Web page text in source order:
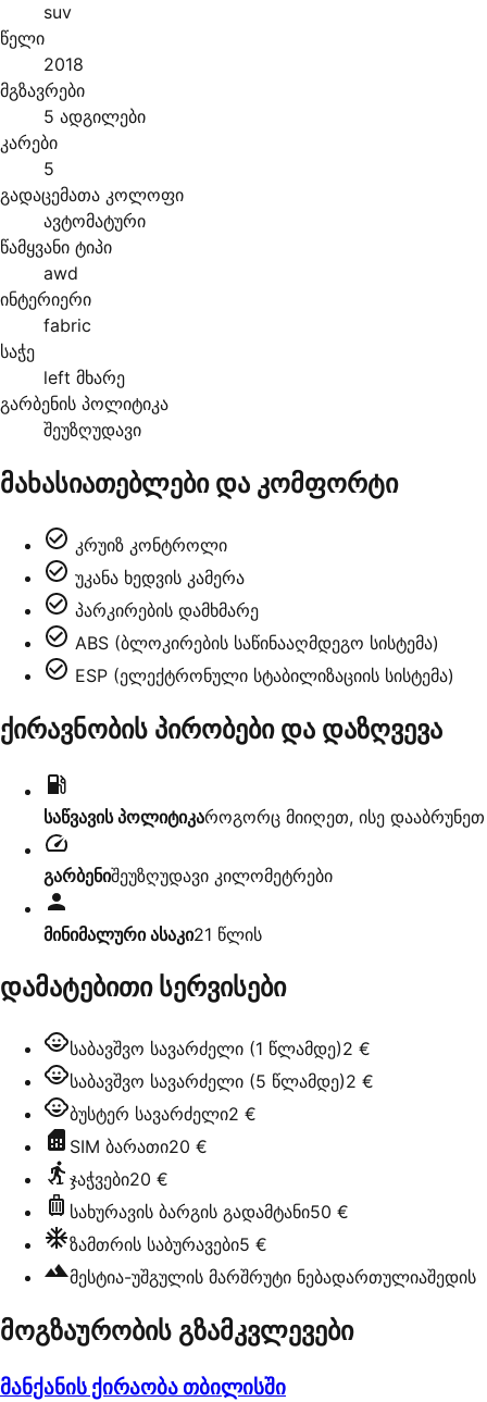
suv
წელი
2018
მგზავრები
5 ადგილები
კარები
5
გადაცემათა კოლოფი
ავტომატური
წამყვანი ტიპი
awd
ინტერიერი
fabric
საჭე
left მხარე
გარბენის პოლიტიკა
შეუზღუდავი
მახასიათებლები და კომფორტი
კრუიზ კონტროლი
უკანა ხედვის კამერა
პარკირების დამხმარე
ABS (ბლოკირების საწინააღმდეგო სისტემა)
ESP (ელექტრონული სტაბილიზაციის სისტემა)
ქირავნობის პირობები და დაზღვევა
საწვავის პოლიტიკაროგორც მიიღეთ, ისე დააბრუნეთ
გარბენიშეუზღუდავი კილომეტრები
მინიმალური ასაკი21 წლის
დამატებითი სერვისები
საბავშვო სავარძელი (1 წლამდე)2 €
საბავშვო სავარძელი (5 წლამდე)2 €
ბუსტერ სავარძელი2 €
SIM ბარათი20 €
ჯაჭვები20 €
სახურავის ბარგის გადამტანი50 €
ზამთრის საბურავები5 €
მესტია-უშგულის მარშრუტი ნებადართულიაშედის
მოგზაურობის გზამკვლევები
მანქანის ქირაობა თბილისში